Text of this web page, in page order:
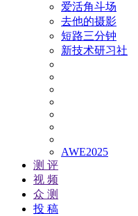
爱活角斗场
去他的摄影
短路三分钟
新技术研习社
AWE2025
测 评
视 频
众 测
投 稿